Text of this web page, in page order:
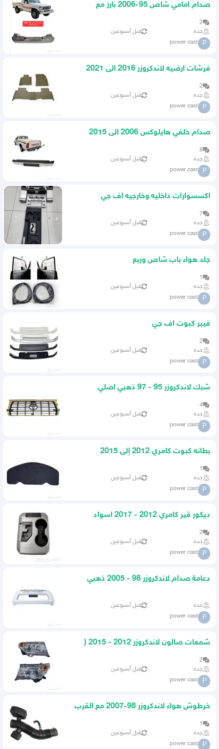
صدام امامي شاص 95-2006 بارز مع
2
جده
قبل أسبوعين
P
power cast
فرشات ارضيه لاندكروزر 2016 الى 2021
2
جده
قبل أسبوعين
P
power cast
صدام خلفي هايلوكس 2006 الى 2015
8
جده
قبل أسبوعين
P
power cast
اكسسوارات داخليه وخارجيه اف جي
7
جده
قبل أسبوعين
P
power cast
جلد هواء باب شاص وربع
1
جده
قبل أسبوعين
P
power cast
فيبر كبوت اف جي
2
جده
قبل أسبوعين
P
power cast
شبك لاندكروزر 95 - 97 ذهبي اصلي
4
جده
قبل أسبوعين
P
power cast
بطانه كبوت كامري 2012 إلى 2015
1
جده
قبل أسبوعين
P
power cast
ديكور قير كامري 2012 - 2017 اسواد
2
جده
قبل أسبوعين
P
power cast
دعامة صدام لاندكروزر 98 - 2005 ذهبي
جده قبل أسبوعين
P
power cast
شمعات صالون لاندكروزر 2012 - 2015 (
2
جده
قبل أسبوعين
P
power cast
خرطوش هواء لاندكروزر 98-2007 مع القرب
1
جده
قبل أسبوعين
P
power cast